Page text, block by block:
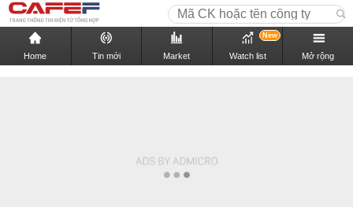
Home Tin mới Market Watch list
New
Mở rộng